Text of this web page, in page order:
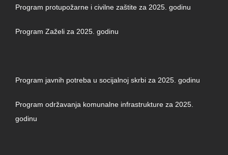
Program protupožarne i civilne zaštite za 2025. godinu
Program Zaželi za 2025. godinu
Program javnih potreba u socijalnoj skrbi za 2025. godinu
Program održavanja komunalne infrastrukture za 2025.
godinu